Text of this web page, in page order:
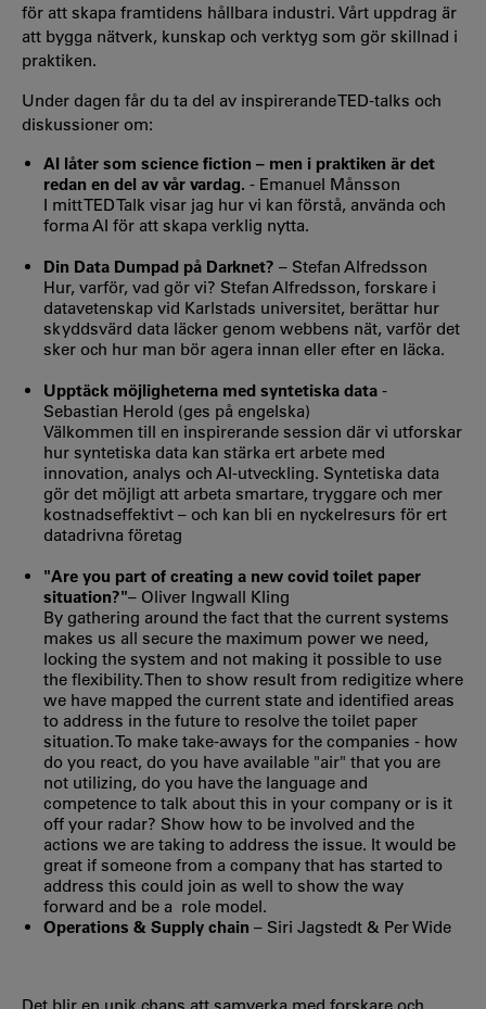
för att skapa framtidens hållbara industri. Vårt uppdrag är
att bygga nätverk, kunskap och verktyg som gör skillnad i
praktiken.
Under dagen får du ta del av inspirerande TED-talks och
diskussioner om:
AI låter som science fiction – men i praktiken är det
redan en del av vår vardag. - Emanuel Månsson
I mitt TED Talk visar jag hur vi kan förstå, använda och
forma AI för att skapa verklig nytta.
Din Data Dumpad på Darknet? – Stefan Alfredsson
Hur, varför, vad gör vi? Stefan Alfredsson, forskare i
datavetenskap vid Karlstads universitet, berättar hur
skyddsvärd data läcker genom webbens nät, varför det
sker och hur man bör agera innan eller efter en läcka.
Upptäck möjligheterna med syntetiska data -
Sebastian Herold (ges på engelska)
Välkommen till en inspirerande session där vi utforskar
hur syntetiska data kan stärka ert arbete med
innovation, analys och AI-utveckling. Syntetiska data
gör det möjligt att arbeta smartare, tryggare och mer
kostnadseffektivt – och kan bli en nyckelresurs för ert
datadrivna företag
"Are you part of creating a new covid toilet paper
situation?"– Oliver Ingwall Kling
By gathering around the fact that the current systems
makes us all secure the maximum power we need,
locking the system and not making it possible to use
the flexibility. Then to show result from redigitize where
we have mapped the current state and identified areas
to address in the future to resolve the toilet paper
situation. To make take-aways for the companies - how
do you react, do you have available "air" that you are
not utilizing, do you have the language and
competence to talk about this in your company or is it
off your radar? Show how to be involved and the
actions we are taking to address the issue. It would be
great if someone from a company that has started to
address this could join as well to show the way
forward and be a role model.
Operations & Supply chain – Siri Jagstedt & Per Wide
Det blir en unik chans att samverka med forskare och